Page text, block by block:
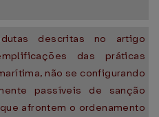
descritas no artigo
das práticas
não se configurando
passíveis de sanção
afrontem o ordenamento